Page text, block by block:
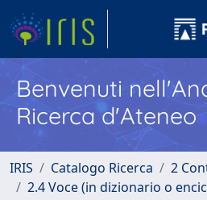
Benvenuti
Ricerca d'Ateneo
IRIS Catalogo Ricerca
2
2.4 Voce (in dizionario o